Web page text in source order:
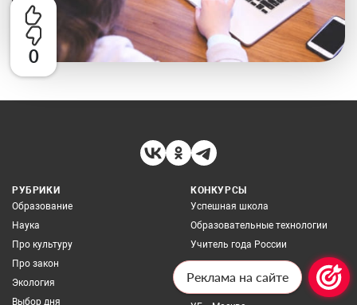
0
РУБРИКИ
Образование
Наука
Про культуру
Про закон
Экология
Выбор дня
КОНКУРСЫ
Успешная школа
Образовательные технологии
Учитель года России
ИЗДАНИЯ
Сетевое издание UG.RU
Реклама на сайте